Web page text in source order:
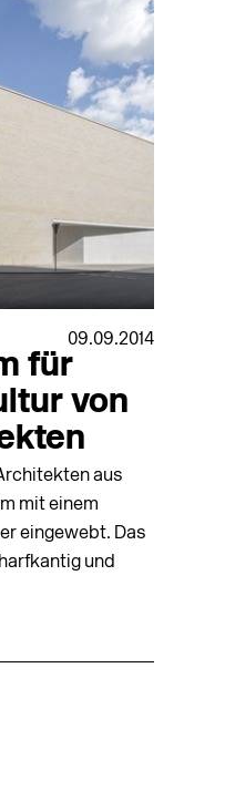
09.09.2014
für
von
aus
mit einem
eingewebt. Das
und